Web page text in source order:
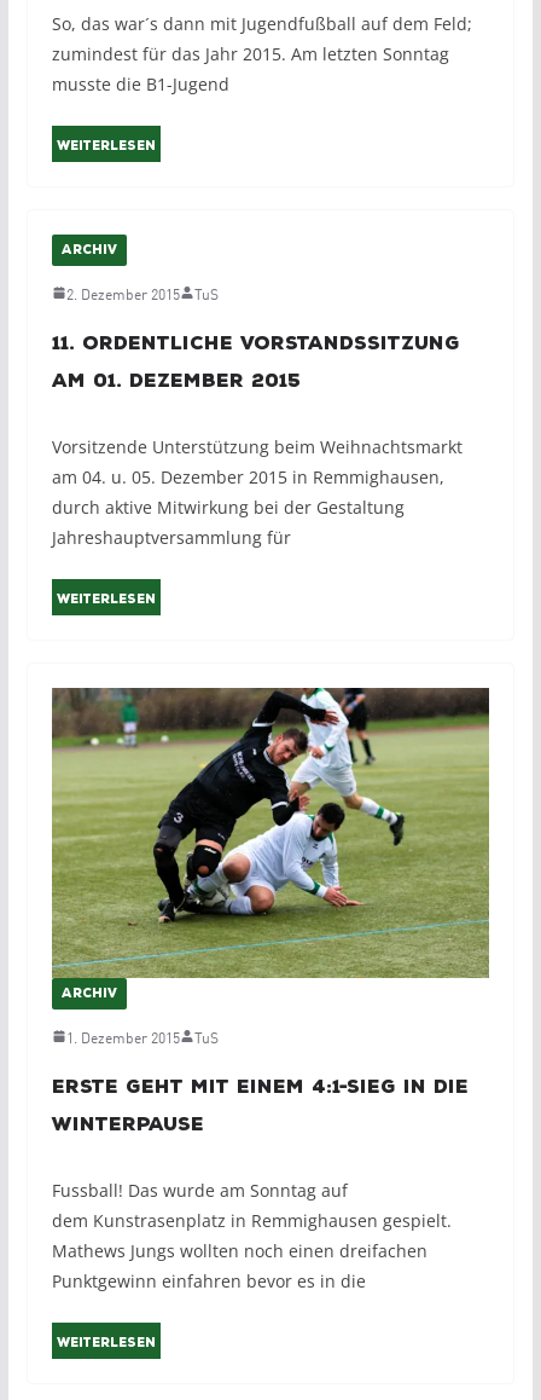
So, das war´s dann mit Jugendfußball auf dem Feld;
zumindest für das Jahr 2015. Am letzten Sonntag
musste die B1-Jugend
Weiterlesen
ARCHIV
2. Dezember 2015 TuS
11. Ordentliche Vorstandssitzung
am 01. Dezember 2015
Vorsitzende Unterstützung beim Weihnachtsmarkt
am 04. u. 05. Dezember 2015 in Remmighausen,
durch aktive Mitwirkung bei der Gestaltung
Jahreshauptversammlung für
Weiterlesen
ARCHIV
1. Dezember 2015 TuS
Erste geht mit einem 4:1-Sieg in die
Winterpause
Fussball! Das wurde am Sonntag auf
dem Kunstrasenplatz in Remmighausen gespielt.
Mathews Jungs wollten noch einen dreifachen
Punktgewinn einfahren bevor es in die
Weiterlesen